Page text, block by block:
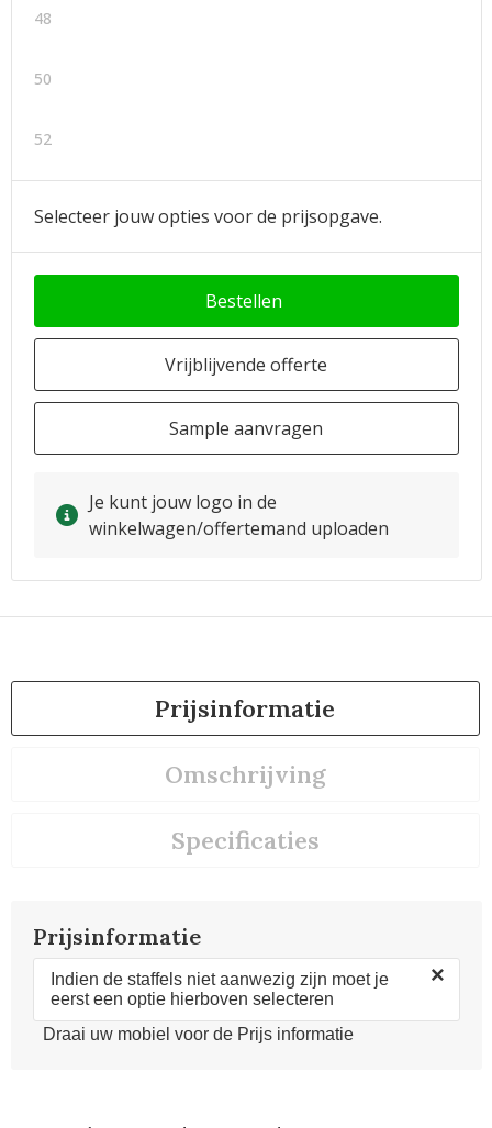
48
50
52
Selecteer jouw opties voor de prijsopgave.
Bestellen
Vrijblijvende offerte
Sample aanvragen
Je kunt jouw logo in de
winkelwagen/offertemand uploaden
Prijsinformatie
Omschrijving
Specificaties
Prijsinformatie
Indien de staffels niet aanwezig zijn moet je
eerst een optie hierboven selecteren
×
Draai uw mobiel voor de Prijs informatie